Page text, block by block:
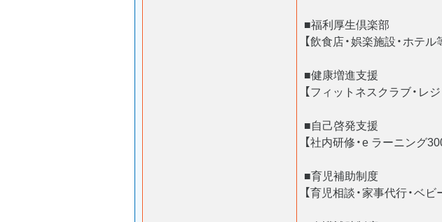
■福利厚生倶楽部
【飲食店・娯楽施設・ホテ
■健康増進支援
【フィットネスクラブ・レ
■自己啓発支援
【社内研修・e ラーニング
■育児補助制度
【育児相談・家事代行・ベ